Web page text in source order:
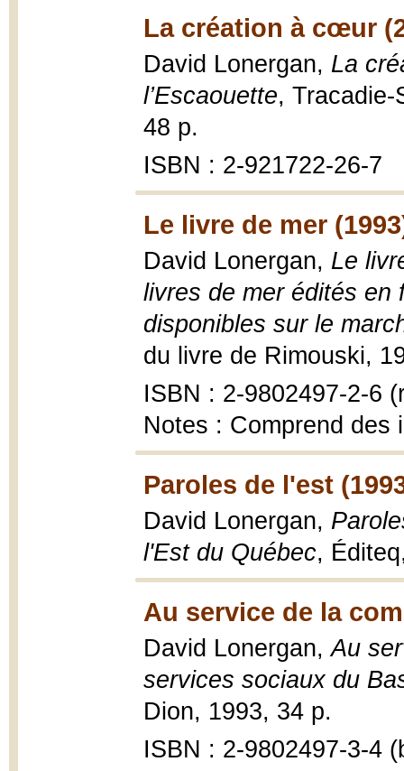
La création à cœur
David Lonergan, La
l’Escaouette,
48 p.
ISBN : 2-921722-26-7
Le livre de mer
David Lonergan, Le
livres de mer édités en
disponibles sur le
du livre de Rimouski,
ISBN : 2-9802497-2-6
Notes : Comprend des
Paroles de l'est
David Lonergan,
l'Est du Québec,
Au service de la
David Lonergan,Au
services sociaux du
Dion, 1993, 34 p.
ISBN : 2-9802497-3-4